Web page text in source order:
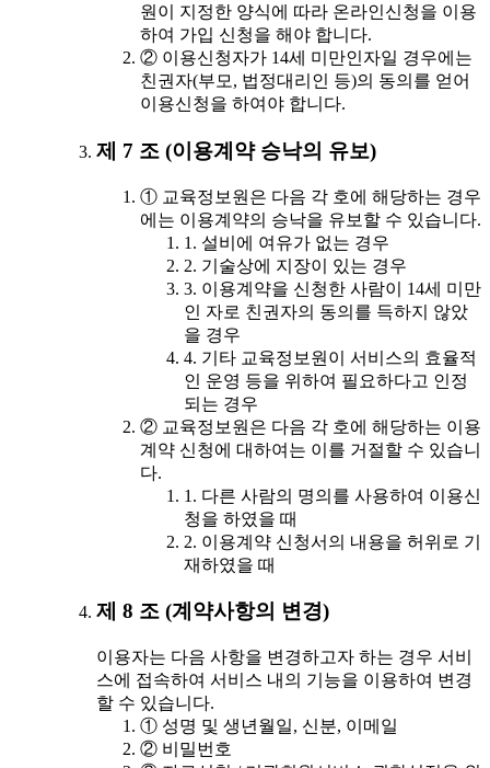
원이 지정한 양식에 따라 온라인신청을 이용
하여 가입 신청을 해야 합니다.
② 이용신청자가 14세 미만인자일 경우에는
친권자(부모, 법정대리인 등)의 동의를 얻어
이용신청을 하여야 합니다.
제 7 조 (이용계약 승낙의 유보)
① 교육정보원은 다음 각 호에 해당하는 경우
에는 이용계약의 승낙을 유보할 수 있습니다.
1. 설비에 여유가 없는 경우
2. 기술상에 지장이 있는 경우
3. 이용계약을 신청한 사람이 14세 미만
인 자로 친권자의 동의를 득하지 않았
을 경우
4. 기타 교육정보원이 서비스의 효율적
인 운영 등을 위하여 필요하다고 인정
되는 경우
② 교육정보원은 다음 각 호에 해당하는 이용
계약 신청에 대하여는 이를 거절할 수 있습니
다.
1. 다른 사람의 명의를 사용하여 이용신
청을 하였을 때
2. 이용계약 신청서의 내용을 허위로 기
재하였을 때
제 8 조 (계약사항의 변경)
이용자는 다음 사항을 변경하고자 하는 경우 서비
스에 접속하여 서비스 내의 기능을 이용하여 변경
할 수 있습니다.
① 성명 및 생년월일, 신분, 이메일
② 비밀번호